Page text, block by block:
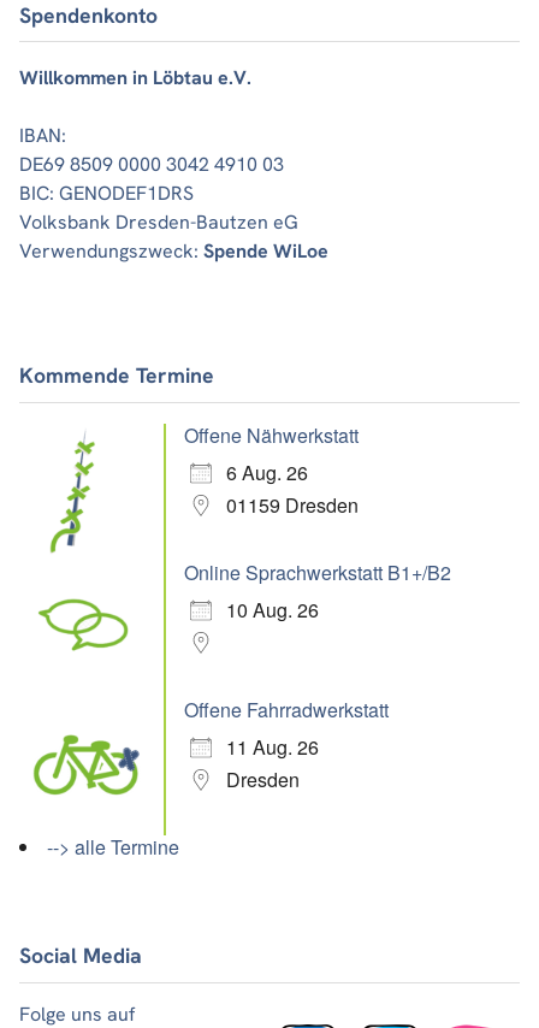
Spendenkonto
Willkommen in Löbtau e.V.
IBAN:
DE69 8509 0000 3042 4910 03
BIC: GENODEF1DRS
Volksbank Dresden-Bautzen eG
Verwendungszweck: Spende WiLoe
Kommende Termine
Offene Nähwerkstatt
6 Aug. 26
01159 Dresden
Online Sprachwerkstatt B1+/B2
10 Aug. 26
Offene Fahrradwerkstatt
11 Aug. 26
Dresden
--> alle Termine
Social Media
Folge uns auf